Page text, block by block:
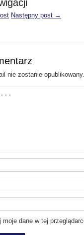
Następny post →
nie zostanie opublikowany.
moje dane w tej